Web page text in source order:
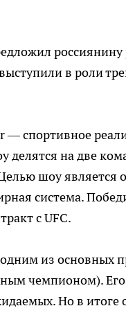
в роли
спортивное
делятся на две
шоу является
система.
с UFC.
из основных
чемпионом).
Но в итоге